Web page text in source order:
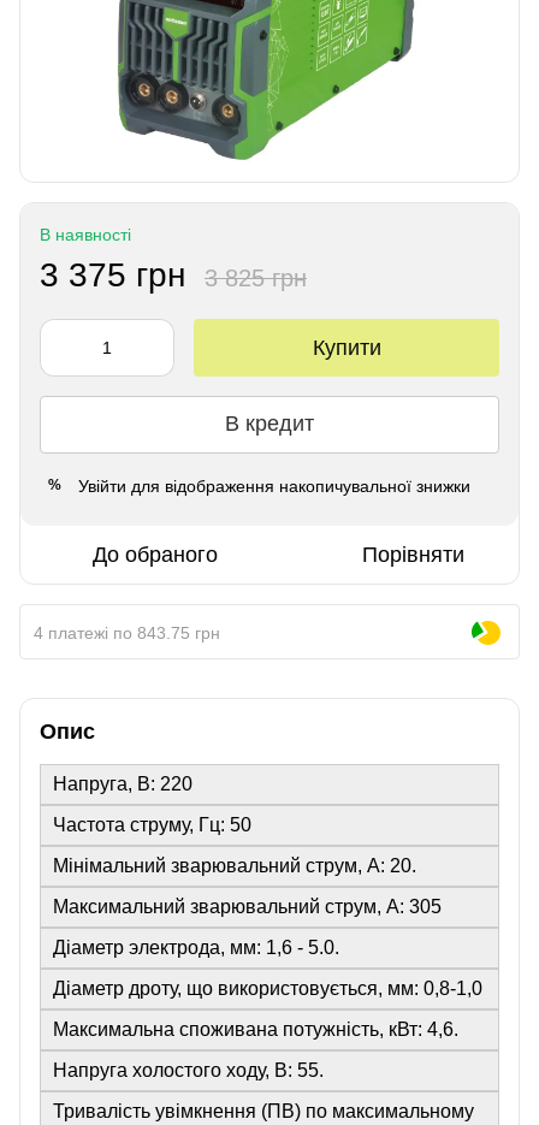
В наявності
3 375 грн 3 825 грн
Купити
В кредит
% Увійти для відображення накопичувальної знижки
До обраного Порівняти
4 платежі по 843.75 грн
Опис
Напруга, В: 220
Частота струму, Гц: 50
Мінімальний зварювальний струм, А: 20.
Максимальний зварювальний струм, А: 305
Діаметр электрода, мм: 1,6 - 5.0.
Діаметр дроту, що використовується, мм: 0,8-1,0
Максимальна споживана потужність, кВт: 4,6.
Напруга холостого ходу, В: 55.
Тривалість увімкнення (ПВ) по максимальному